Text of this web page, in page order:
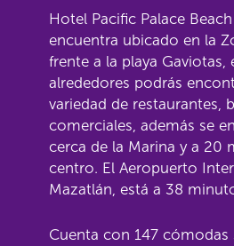
Hotel Pacific Palace
encuentra ubicado en la
frente a la playa Gaviotas,
alrededores podrás
variedad de restaurantes,
comerciales, además se
cerca de la Marina y a 20
centro. El Aeropuerto
Mazatlán, está a 38
Cuenta con 147 cómodas